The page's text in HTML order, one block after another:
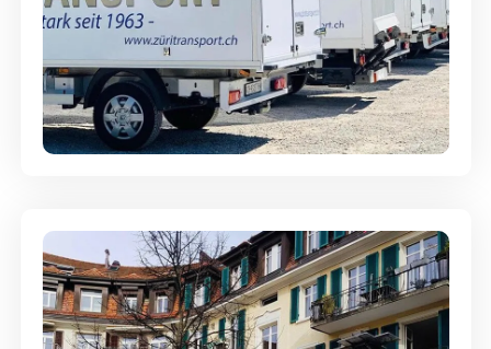
Möbellagerung - Alles sicher
aufbewahrt